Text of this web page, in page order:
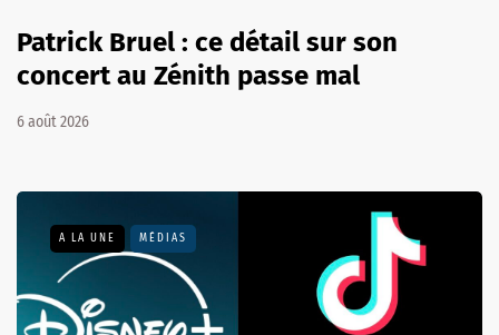
Patrick Bruel : ce détail sur son
concert au Zénith passe mal
6 août 2026
A LA UNE MÉDIAS